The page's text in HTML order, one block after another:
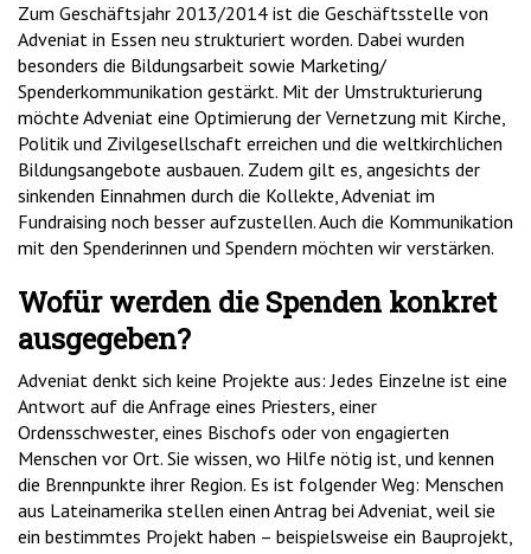
Zum Geschäftsjahr 2013/2014 ist die Geschäftsstelle von
Adveniat in Essen neu strukturiert worden. Dabei wurden
besonders die Bildungsarbeit sowie Marketing/
Spenderkommunikation gestärkt. Mit der Umstrukturierung
möchte Adveniat eine Optimierung der Vernetzung mit Kirche,
Politik und Zivilgesellschaft erreichen und die weltkirchlichen
Bildungsangebote ausbauen. Zudem gilt es, angesichts der
sinkenden Einnahmen durch die Kollekte, Adveniat im
Fundraising noch besser aufzustellen. Auch die Kommunikation
mit den Spenderinnen und Spendern möchten wir verstärken.
Wofür werden die Spenden konkret
ausgegeben?
Adveniat denkt sich keine Projekte aus: Jedes Einzelne ist eine
Antwort auf die Anfrage eines Priesters, einer
Ordensschwester, eines Bischofs oder von engagierten
Menschen vor Ort. Sie wissen, wo Hilfe nötig ist, und kennen
die Brennpunkte ihrer Region. Es ist folgender Weg: Menschen
aus Lateinamerika stellen einen Antrag bei Adveniat, weil sie
ein bestimmtes Projekt haben – beispielsweise ein Bauprojekt,